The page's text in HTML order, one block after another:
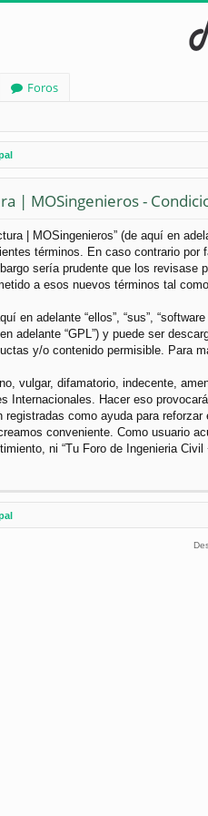
Foros
| MOSingenieros -
| MOSingenieros” (de aquí en
términos. En caso contrario
sería prudente que los revisase
a esos nuevos términos tal
en adelante “ellos”, “sus”,
adelante “GPL”) y puede ser
y/o contenido permisible. Para
vulgar, difamatorio, indecente,
Internacionales. Hacer eso
como ayuda para
conveniente. Como usuario
ni “Tu Foro de Ingenieria